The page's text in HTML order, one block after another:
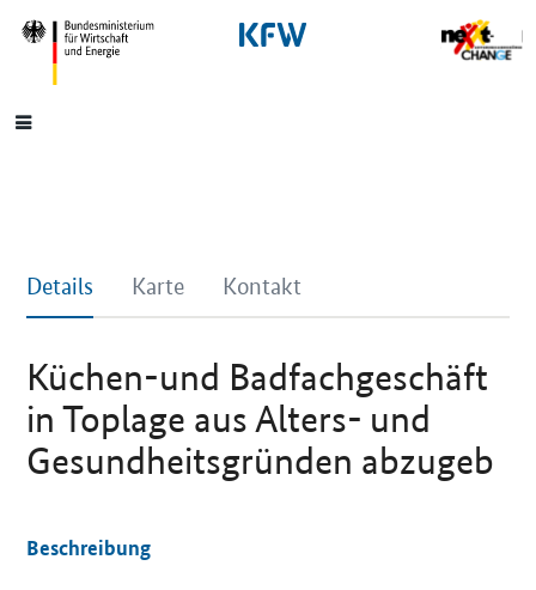
SrOnlyNavigation
Hauptmenü
Details Karte Kontakt
Küchen-und Badfachgeschäft
in Toplage aus Alters- und
Gesundheitsgründen abzugeb
Beschreibung